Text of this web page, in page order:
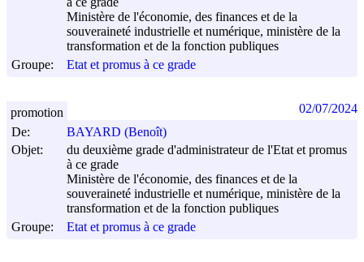
Ministère de l'économie, des finances et de la
souveraineté industrielle et numérique, ministère de la
transformation et de la fonction publiques
Groupe:
Etat et promus à ce grade
De:
BAYARD (Benoît)
Objet:
du deuxième grade d'administrateur de l'Etat et promus
à ce grade
Ministère de l'économie, des finances et de la
souveraineté industrielle et numérique, ministère de la
transformation et de la fonction publiques
Groupe:
Etat et promus à ce grade
promotion 02/07/2024